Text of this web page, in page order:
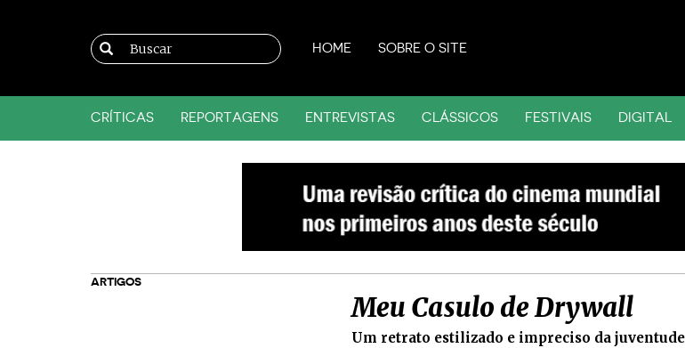
HOME SOBRE O SITE
CRÍTICAS REPORTAGENS ENTREVISTAS CLÁSSICOS FESTIVAIS DIGITAL
ARTIGOS
Meu Casulo de Drywall
Um retrato estilizado e impreciso da